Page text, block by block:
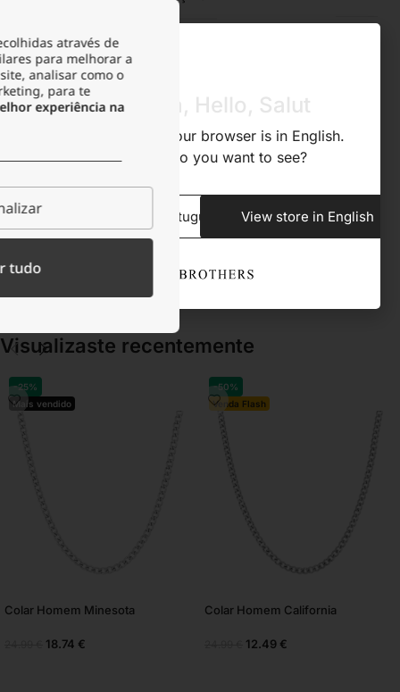
RESISTENTE À TRANSPIRAÇÃO
ACONDICIONAMENTO Bolsa de veludo
Visualizaste recentemente​
-25%
Mais vendido
Colar Homem Minesota
18.74 €
-50%
Venda Flash
Colar Homem California
12.49 €
através de
para melhorar a
analisar como o
para te
experiência na
tudo
Olá, Hola, Hello, Salut
We noticed that your browser is in English.
What store do you want to see?
View store in Portuguese View store in English